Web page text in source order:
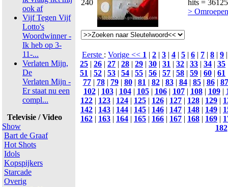
ook af
Vijf Tegen Vijf
Lotto's
Woordwinner -
Ik heb op 3-
11-...
Verlaten Mijn,
De
Verlaten Mijn -
Er staat nu een
compl...
Televisie / Video
Show
Bart de Graaf
Hot Shots
Idols
Kopspijkers
Starcade
Overig
240
hits = 36125
>
Eerste : Vorige << 1 | 2 | 3 | 4 | 5 | 6 | 7 | 8 | 9
25 | 26 | 27 | 28 | 29 | 30 | 31 | 32 | 33 | 34 | 35
51 | 52 | 53 | 54 | 55 | 56 | 57 | 58 | 59 | 60 | 61
77| 78| 79| 80| 81| 82| 83| 84| 85| 86| 87
102| 103| 104| 105| 106| 107| 108| 109|
122 | 123 | 124 | 125 | 126 | 127 | 128 | 129 |
142 | 143 | 144 | 145 | 146 | 147 | 148 | 149 |
162 | 163 | 164 | 165 | 166 | 167 | 168 | 169 |
182